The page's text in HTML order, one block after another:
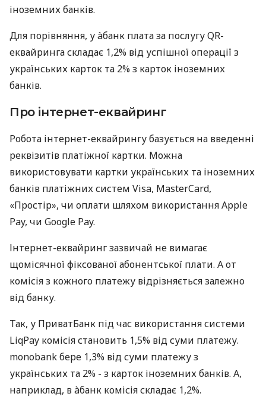
іноземних банків.
Для порівняння, у àбанк плата за послугу QR-
еквайринга складає 1,2% від успішної операції з
українських карток та 2% з карток іноземних
банків.
Про інтернет-еквайринг
Робота інтернет-еквайрингу базується на введенні
реквізитів платіжної картки. Можна
використовувати картки українських та іноземних
банків платіжних систем Visa, MasterCard,
«Простір», чи оплати шляхом використання Apple
Pay, чи Google Pay.
Інтернет-еквайринг зазвичай не вимагає
щомісячної фіксованої абонентської плати. А от
комісія з кожного платежу відрізняється залежно
від банку.
Так, у ПриватБанк під час використання системи
LiqPay комісія становить 1,5% від суми платежу.
monobank бере 1,3% від суми платежу з
українських та 2% - з карток іноземних банків. А,
наприклад, в àбанк комісія складає 1,2%.